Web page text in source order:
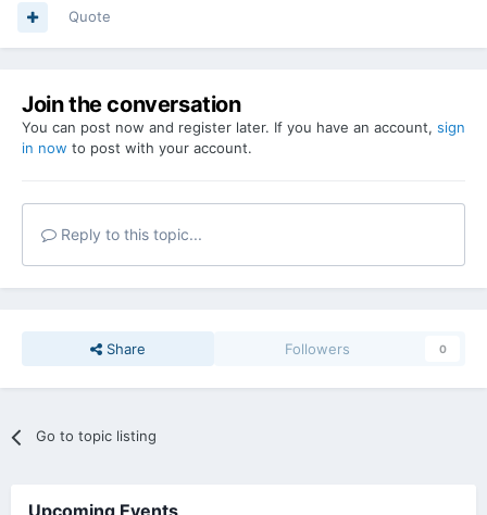
Quote
Join the conversation
You can post now and register later. If you have an account, sign
in now to post with your account.
Reply to this topic...
Share Followers 0
Go to topic listing